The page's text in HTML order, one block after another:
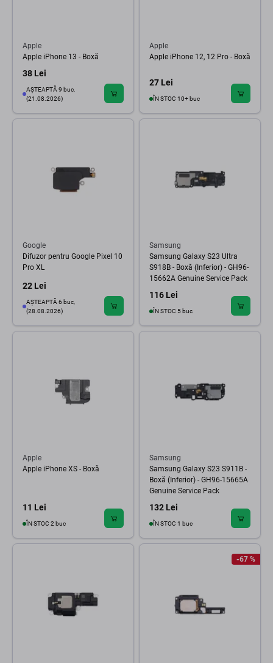
Apple
Apple iPhone 13 - Boxă
38 Lei
AȘTEAPTĂ 9 buc,
(21.08.2026)
Apple
Apple iPhone 12, 12 Pro - Boxă
27 Lei
ÎN STOC 10+ buc
Google
Difuzor pentru Google Pixel 10
Pro XL
22 Lei
AȘTEAPTĂ 6 buc,
(28.08.2026)
Samsung
Samsung Galaxy S23 Ultra
S918B - Boxă (Inferior) - GH96-
15662A Genuine Service Pack
116 Lei
ÎN STOC 5 buc
Apple
Apple iPhone XS - Boxă
11 Lei
ÎN STOC 2 buc
Samsung
Samsung Galaxy S23 S911B -
Boxă (Inferior) - GH96-15665A
Genuine Service Pack
132 Lei
ÎN STOC 1 buc
-67 %